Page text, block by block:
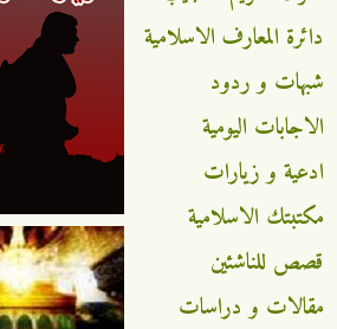
دائرة المعارف الاسلامية
شبهات و ردود
الاجابات اليومية
ادعية و زيارات
مكتبتك الاسلامية
قصص للناشئين
مقالات و دراسات